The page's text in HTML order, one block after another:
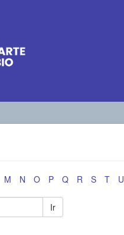
M N O P Q R S T U
Ir